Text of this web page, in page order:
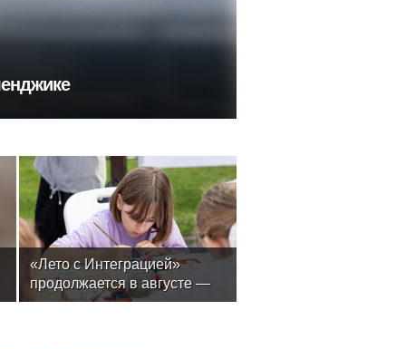
«Лето с Интеграцией»
продолжается в августе —
заключительный месяц